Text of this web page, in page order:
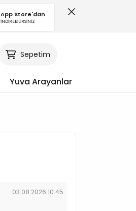
App Store'dan
İNDİREBİLİRSİNİZ
Sepetim
Yuva Arayanlar
03.08.2026 10:45